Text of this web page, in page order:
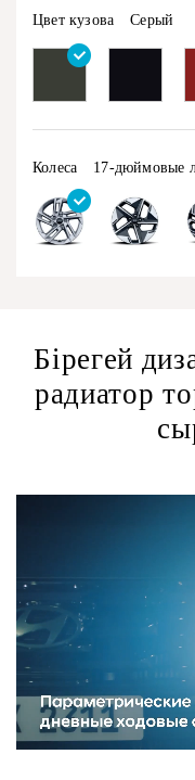
Цвет кузова Серый
Колеса 17-дюймовые
Бірегей
радиатор